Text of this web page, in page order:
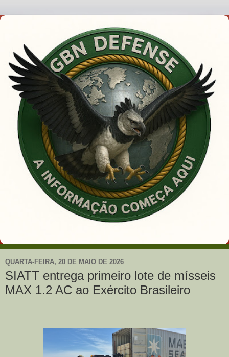
QUARTA-FEIRA, 20 DE MAIO DE 2026
SIATT entrega primeiro lote de mísseis
MAX 1.2 AC ao Exército Brasileiro